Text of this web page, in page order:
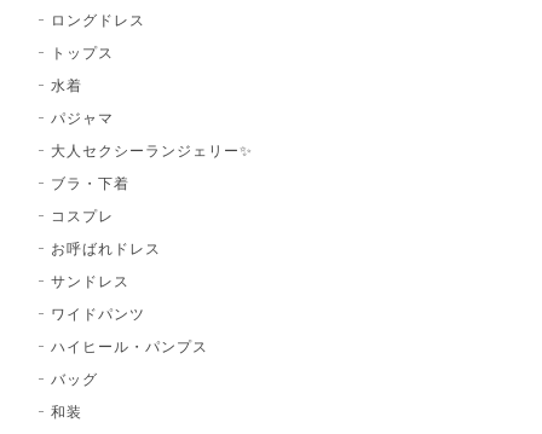
ロングドレス
トップス
水着
パジャマ
大人セクシーランジェリー✨
ブラ・下着
コスプレ
お呼ばれドレス
サンドレス
ワイドパンツ
ハイヒール・パンプス
バッグ
和装